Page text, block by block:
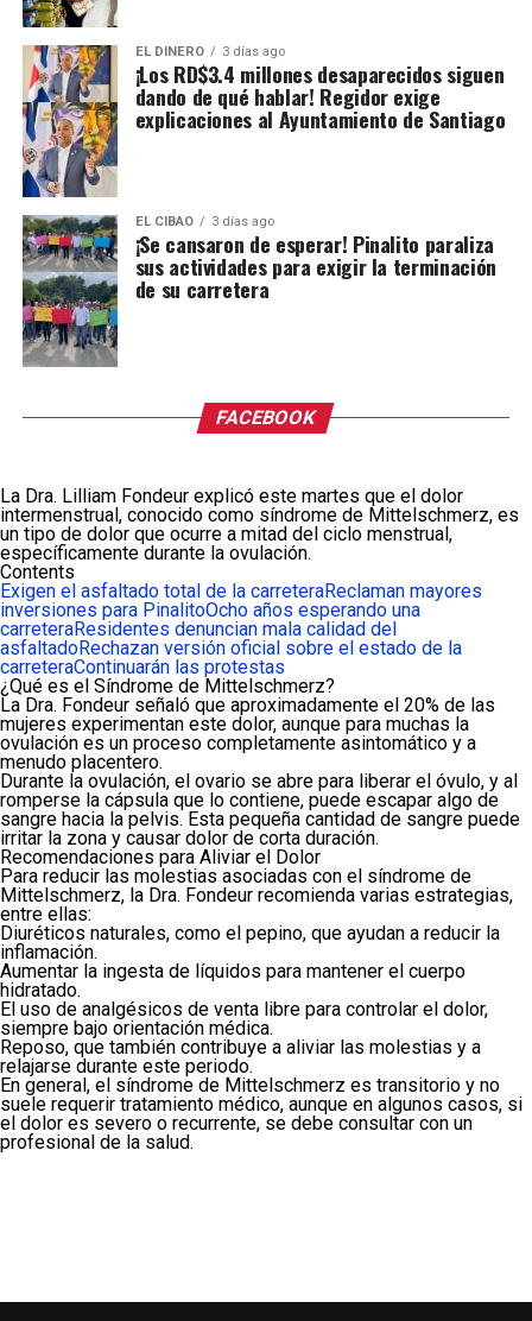
EL DINERO 3 días ago
¡Los RD$3.4 millones desaparecidos siguen
dando de qué hablar! Regidor exige
explicaciones al Ayuntamiento de Santiago
EL CIBAO 3 días ago
¡Se cansaron de esperar! Pinalito paraliza
sus actividades para exigir la terminación
de su carretera
FACEBOOK
La Dra. Lilliam Fondeur explicó este martes que el dolor
intermenstrual, conocido como síndrome de Mittelschmerz, es
un tipo de dolor que ocurre a mitad del ciclo menstrual,
específicamente durante la ovulación.
Contents
Exigen el asfaltado total de la carreteraReclaman mayores
inversiones para PinalitoOcho años esperando una
carreteraResidentes denuncian mala calidad del
asfaltadoRechazan versión oficial sobre el estado de la
carreteraContinuarán las protestas
¿Qué es el Síndrome de Mittelschmerz?
La Dra. Fondeur señaló que aproximadamente el 20% de las
mujeres experimentan este dolor, aunque para muchas la
ovulación es un proceso completamente asintomático y a
menudo placentero.
Durante la ovulación, el ovario se abre para liberar el óvulo, y al
romperse la cápsula que lo contiene, puede escapar algo de
sangre hacia la pelvis. Esta pequeña cantidad de sangre puede
irritar la zona y causar dolor de corta duración.
Recomendaciones para Aliviar el Dolor
Para reducir las molestias asociadas con el síndrome de
Mittelschmerz, la Dra. Fondeur recomienda varias estrategias,
entre ellas:
Diuréticos naturales, como el pepino, que ayudan a reducir la
inflamación.
Aumentar la ingesta de líquidos para mantener el cuerpo
hidratado.
El uso de analgésicos de venta libre para controlar el dolor,
siempre bajo orientación médica.
Reposo, que también contribuye a aliviar las molestias y a
relajarse durante este periodo.
En general, el síndrome de Mittelschmerz es transitorio y no
suele requerir tratamiento médico, aunque en algunos casos, si
el dolor es severo o recurrente, se debe consultar con un
profesional de la salud.